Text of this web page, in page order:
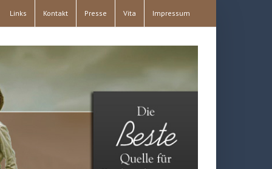
Links Kontakt Presse Vita Impressum